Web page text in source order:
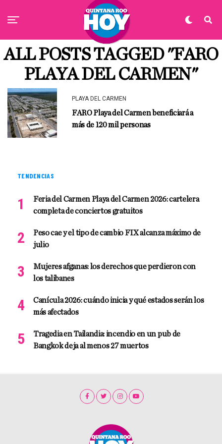
ALL POSTS TAGGED "FARO
PLAYA DEL CARMEN"
PLAYA DEL CARMEN
FARO Playa del Carmen beneficiará a
más de 120 mil personas
TENDENCIAS
Feria del Carmen Playa del Carmen 2026: cartelera
completa de conciertos gratuitos
Peso cae y el tipo de cambio FIX alcanza máximo de
julio
Mujeres afganas: los derechos que perdieron con
los talibanes
Canícula 2026: cuándo inicia y qué estados serán los
más afectados
Tragedia en Tailandia: incendio en un pub de
Bangkok deja al menos 27 muertos